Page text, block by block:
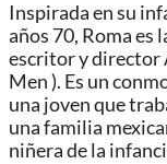
Inspirada en su
años 70, Roma
escritor y director
Men ). Es un
una joven que
una familia
niñera de la